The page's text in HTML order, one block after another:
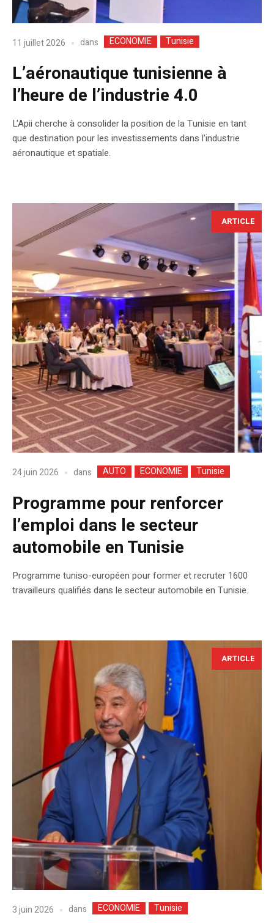
11 juillet 2026 dans ECONOMIE Tunisie
L’aéronautique tunisienne à
l’heure de l’industrie 4.0
L'Apii cherche à consolider la position de la Tunisie en tant
que destination pour les investissements dans l'industrie
aéronautique et spatiale.
ARTICLE
24 juin 2026 dans AUTO ECONOMIE Tunisie
Programme pour renforcer
l’emploi dans le secteur
automobile en Tunisie
Programme tuniso-européen pour former et recruter 1600
travailleurs qualifiés dans le secteur automobile en Tunisie.
ARTICLE
3 juin 2026 dans ECONOMIE Tunisie